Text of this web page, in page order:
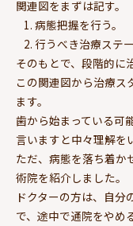
関連図をまずは記す。
病態把握を行う。
行うべき治療ステ
そのもとで、段階的に
この関連図から治療ス
ます。
歯から始まっている可
言いますと中々理解を
ただ、病態を落ち着か
術院を紹介しました。
ドクターの方は、自分
で、途中で通院をやめ